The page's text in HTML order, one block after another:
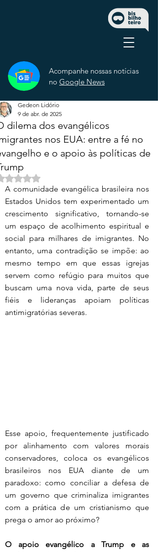
Acompanhe nossas notícias
no Google News
dilema dos evangélicos
nos EUA: entre a fé no
e o apoio às políticas de
Gedeon Lidório
9 de abr. de 2025
Avaliado com NaN de 5 estrelas.
A comunidade evangélica brasileira nos
Estados Unidos tem experimentado um
crescimento significativo, tornando-se
um espaço de acolhimento espiritual e
social para milhares de imigrantes. No
entanto, uma contradição se impõe: ao
mesmo tempo em que essas igrejas
servem como refúgio para muitos que
buscam uma nova vida, parte de seus
fiéis e lideranças apoiam políticas
antimigratórias severas.
Esse apoio, frequentemente justificado
por alinhamento com valores morais
conservadores, coloca os evangélicos
brasileiros nos EUA diante de um
paradoxo: como conciliar a defesa de
um governo que criminaliza imigrantes
com a prática de um cristianismo que
prega o amor ao próximo?
O apoio evangélico a Trump e as